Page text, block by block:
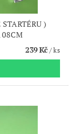
)
239 Kč/ ks